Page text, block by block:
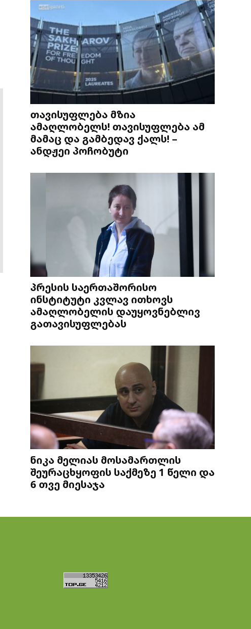
თავისუფლება მზია
ამაღლობელს! თავისუფლება ამ
მამაც და გამბედავ ქალს! –
ანდჟეი პოჩობუტი
პრესის საერთაშორისო
ინსტიტუტი კვლავ ითხოვს
ამაღლობელის დაუყოვნებლივ
გათავისუფლებას
ნიკა მელიას მოსამართლის
შეურაცხყოფის საქმეზე 1 წელი და
6 თვე მიესაჯა